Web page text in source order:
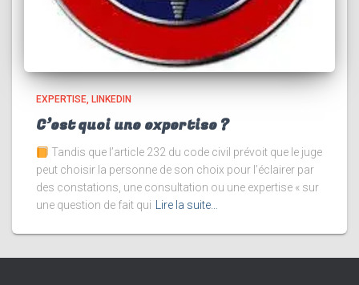
EXPERTISE LINKEDIN
C’est quoi une expertise ?
Tandis que l’article 232 du code civil prévoit que le juge
peut choisir la personne de son choix pour l’éclairer par
des constations, une consultation ou une expertise « sur
une question de fait qui Lire la suite…